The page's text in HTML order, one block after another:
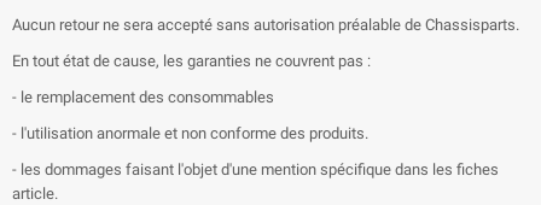
Aucun retour ne sera accepté sans autorisation préalable de Chassisparts.
En tout état de cause, les garanties ne couvrent pas :
- le remplacement des consommables
- l'utilisation anormale et non conforme des produits.
- les dommages faisant l'objet d'une mention spécifique dans les fiches
article.